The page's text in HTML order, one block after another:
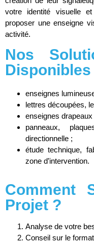
votre identité visuelle
proposer une enseigne
activité.
Nos
Disponibles
enseignes
lettres découpées,
enseignes
panneaux,
directionnelle ;
étude technique,
zone d’intervention.
Comment
Projet ?
Analyse de votre
Conseil sur le